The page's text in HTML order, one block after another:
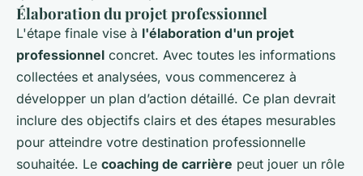
Élaboration du projet professionnel
L'étape finale vise à l'élaboration d'un projet
professionnel concret. Avec toutes les informations
collectées et analysées, vous commencerez à
développer un plan d’action détaillé. Ce plan devrait
inclure des objectifs clairs et des étapes mesurables
pour atteindre votre destination professionnelle
souhaitée. Le coaching de carrière peut jouer un rôle